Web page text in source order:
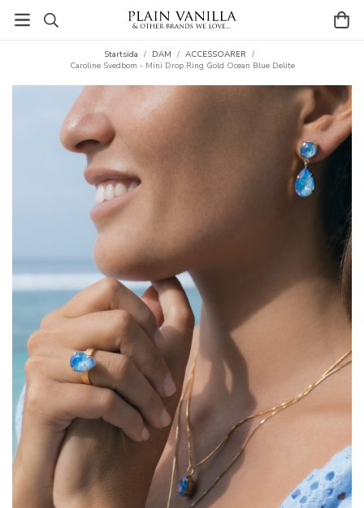
Startsida / DAM / ACCESSOARER /
Caroline Svedbom - Mini Drop Ring Gold Ocean Blue Delite